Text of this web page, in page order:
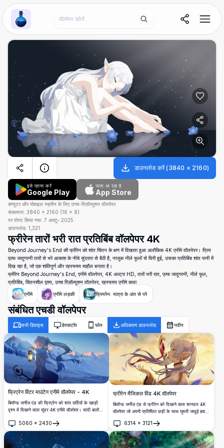
Wallpaper Alchemy
डाउनलोड करें(3840 × 2160)
इसे प्राप्त करें
Google Play
जल्द आ रहा है
App Store
कंप्यूटर और मोबाइल स्क्रीन के लिए उच्च-रिज़ॉल्यूशन वॉलपेपर
संकल्पना: 3840 × 2160 (16 × 9)
पर पोस्ट किया गया: 7 अक्टू॰ 2025
डाउनलोड: 1,321
फ्रीरेन तारों भरी रात प्रतिबिंब वॉलपेपर 4K
Beyond Journey's End की फ्रीरेन को शांत चिंतन के क्षण में दिखाता हुआ अलौकिक 4K एनीमे वॉलपेपर। प्रिय
एल्फ जादूगरनी तारों से भरे आकाश के नीचे सुंदरता से बैठी है, नाजुक नीले फूलों से घिरी हुई, उसका प्रतिबिंब शांत पानी में
दिख रहा है, जो एक शांतिपूर्ण और रहस्यमय माहौल बनाता है।
फ्रीरेन Beyond Journey's End, एनीमे वॉलपेपर, 4K अल्ट्रा HD, तारों भरी रात, एल्फ जादूगरनी, नीले फूल,
प्रतिबिंब, चिंतनशील दृश्य, उच्च रिज़ॉल्यूशन वॉलपेपर, रहस्यमय एनीमे कला
एनीमे
एनीमे लड़की फ्रियरेन: यात्रा के अंत से परे
संबंधित एचडी वॉलपेपर
सभी डिवाइस डेस्कटॉप फोन अधिकतम डाउनलोड नवीन
फ्रिएरेन विंटर माउंटेन एनीमे वॉलपेपर - 4K
बियॉन्ड जर्नीज एंड की फ्रिएरेन को शांत सर्दियों के पहाड़ी
दृश्य में दिखाने वाला सुंदर 4K एनीमे वॉलपेपर। चांदी बालों
ढकी शानदार चोटियों के सामने चमकती लालटेन पकड़े हुई है,
जो शांतिपूर्ण और जादुई माहौल बनाता है।
5060 × 2430
खोलें
फ्रीरेन मैजिकल विंड 4K वॉलपेपर
बियॉन्ड जर्नीज़ एंड से फ्रीरेन को दिखाने वाला शानदार 4K
वॉलपेपर जो अपनी प्रतिष्ठित छड़ी के साथ घूमती जादुई हवाओं
सूर्यास्त की पृष्ठभूमि में लहराते बालों और रहस्यमय माहौल के
साथ अल्ट्रा-हाई डेफिनिशन गुणवत्ता में सुंदरता से प्रस्तुत
किया गया है।
6314 × 3121
खोलें